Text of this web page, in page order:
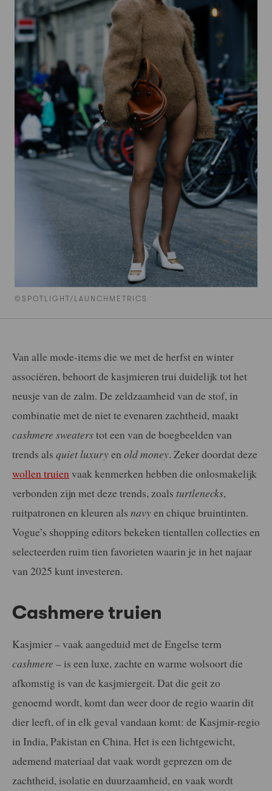
©SPOTLIGHT/LAUNCHMETRICS
Van alle mode-items die we met de herfst en winter
associëren, behoort de kasjmieren trui duidelijk tot het
neusje van de zalm. De zeldzaamheid van de stof, in
combinatie met de niet te evenaren zachtheid, maakt
cashmere sweaterstot een van de boegbeelden van
trends als quiet luxuryen old money. Zeker doordat deze
wollen truien vaak kenmerken hebben die onlosmakelijk
verbonden zijn met deze trends, zoals turtlenecks,
ruitpatronen en kleuren als navyen chique bruintinten.
Vogue’s shopping editors bekeken tientallen collecties en
selecteerden ruim tien favorieten waarin je in het najaar
van 2025 kunt investeren.
Cashmere truien
Kasjmier – vaak aangeduid met de Engelse term
cashmere – is een luxe, zachte en warme wolsoort die
afkomstig is van de kasjmiergeit. Dat die geit zo
genoemd wordt, komt dan weer door de regio waarin dit
dier leeft, of in elk geval vandaan komt: de Kasjmir-regio
in India, Pakistan en China. Het is een lichtgewicht,
ademend materiaal dat vaak wordt geprezen om de
zachtheid, isolatie en duurzaamheid, en vaak wordt